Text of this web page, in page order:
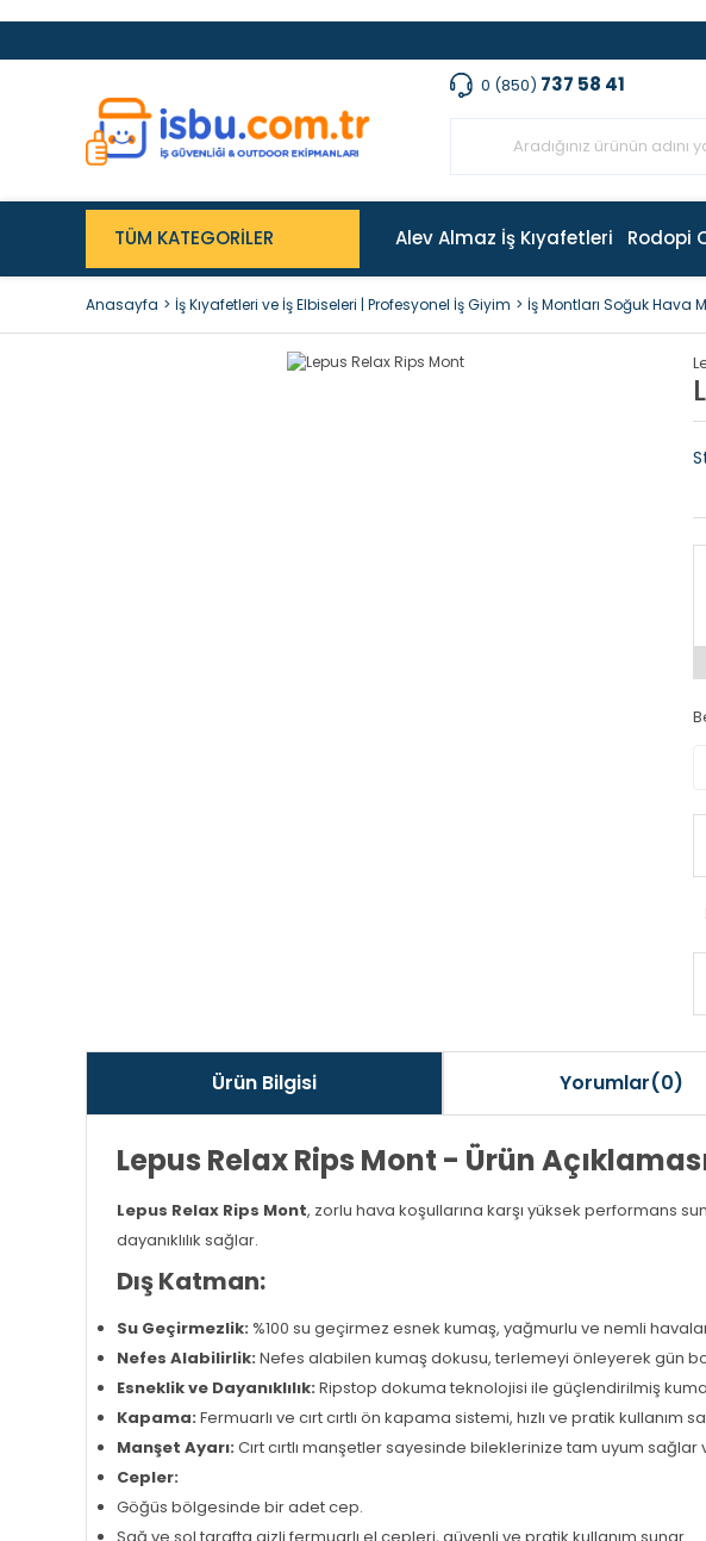
0 (850) 737 58 41
TÜM KATEGORİLER Alev Almaz İş Kıyafetleri Rodopi
Anasayfa İş Kıyafetleri ve İş Elbiseleri | Profesyonel İş Giyim İş Montları Soğuk Hava
Ürün Bilgisi Yorumlar(0)
Lepus Relax Rips Mont - Ürün
Lepus Relax Rips Mont, zorlu hava koşullarına karşı yüksek performans
dayanıklılık sağlar.
Dış Katman:
Su Geçirmezlik: %100 su geçirmez esnek kumaş, yağmurlu ve nemli
Nefes Alabilirlik: Nefes alabilen kumaş dokusu, terlemeyi önleyerek gün
Esneklik ve Dayanıklılık: Ripstop dokuma teknolojisi ile güçlendirilmiş
Kapama: Fermuarlı ve cırt cırtlı ön kapama sistemi, hızlı ve pratik kullanım
Manşet Ayarı: Cırt cırtlı manşetler sayesinde bileklerinize tam uyum sağlar
Cepler:
Göğüs bölgesinde bir adet cep.